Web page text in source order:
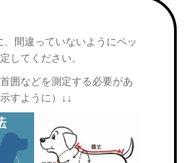
間違っていないようにペッ
してください。
囲などを測定する必要があ
すように）↓↓